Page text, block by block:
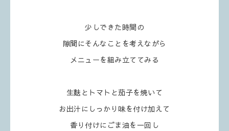
少しできた時間の
隙間にそんなことを考えながら
メニューを組み立ててみる
生麩とトマトと茄子を焼いて
お出汁にしっかり味を付け加えて
香り付けにごま油を一回し